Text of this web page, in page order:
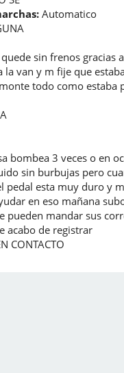
Automatico
sin frenos
la van y m fije que
todo como estaba
bombea 3 veces o en
sin burbujas pero
pedal esta muy duro y
en eso mañana
pueden mandar sus
acabo de registrar
CONTACTO